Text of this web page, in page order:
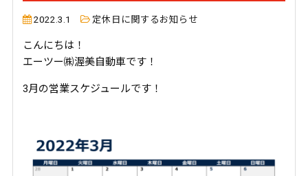
2022.3.1 定休日に関するお知らせ
こんにちは！
エーツー㈱渥美自動車です！
3月の営業スケジュールです！